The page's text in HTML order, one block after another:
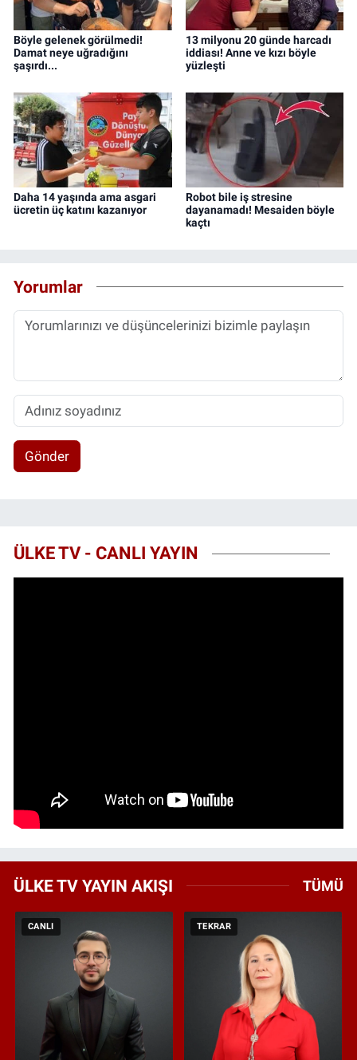
Böyle gelenek görülmedi!
Damat neye uğradığını
şaşırdı...
13 milyonu 20 günde harcadı
iddiası! Anne ve kızı böyle
yüzleşti
Daha 14 yaşında ama asgari
ücretin üç katını kazanıyor
Robot bile iş stresine
dayanamadı! Mesaiden böyle
kaçtı
Yorumlar
Gönder
ÜLKE TV - CANLI YAYIN
ÜLKE TV YAYIN AKIŞI TÜMÜ
CANLI TEKRAR